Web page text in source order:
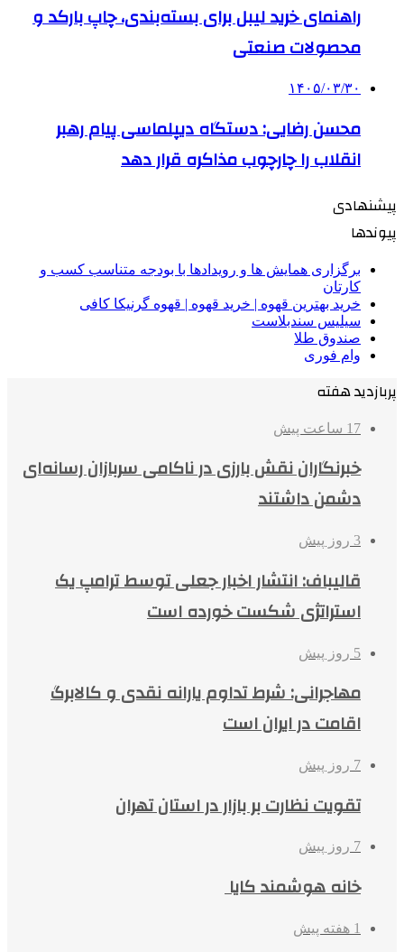
راهنمای خرید لیبل برای بسته‌بندی، چاپ بارکد و
محصولات صنعتی
۱۴۰۵/۰۳/۳۰
محسن رضایی: دستگاه دیپلماسی پیام رهبر
انقلاب را چارچوب مذاکره قرار دهد
پیشنهادی
پیوندها
برگزاری همایش ها و رویدادها با بودجه متناسب کسب و
کارتان
خرید بهترین قهوه | خرید قهوه | قهوه گرنیکا کافی
سیلیس سندبلاست
صندوق طلا
وام فوری
پربازدید هفته
17 ساعت پیش
خبرنگاران نقش بارزی در ناکامی سربازان رسانه‌ای
دشمن داشتند
3 روز پیش
قالیباف: انتشار اخبار جعلی توسط ترامپ یک
استراتژی شکست خورده است
5 روز پیش
مهاجرانی: شرط تداوم یارانه نقدی و کالابرگ
اقامت در ایران است
7 روز پیش
تقویت نظارت بر بازار در استان تهران
7 روز پیش
خانه هوشمند کایا
1 هفته پیش